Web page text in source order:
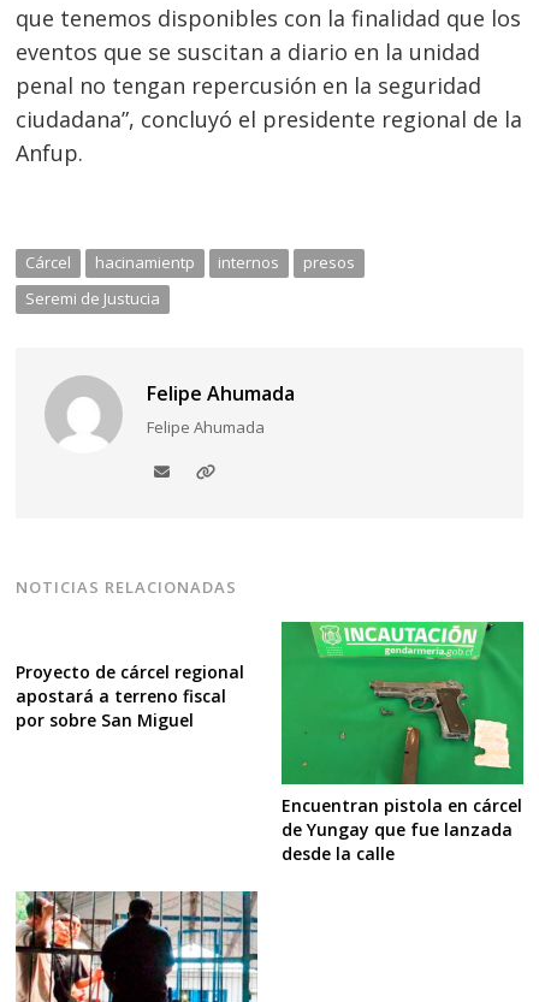
que tenemos disponibles con la finalidad que los
eventos que se suscitan a diario en la unidad
penal no tengan repercusión en la seguridad
ciudadana”, concluyó el presidente regional de la
Anfup.
Cárcel hacinamientp internos
presos
Seremi de Justucia
Felipe Ahumada
Felipe Ahumada
NOTICIAS RELACIONADAS
Proyecto de cárcel regional
apostará a terreno fiscal
por sobre San Miguel
Encuentran pistola en cárcel
de Yungay que fue lanzada
desde la calle